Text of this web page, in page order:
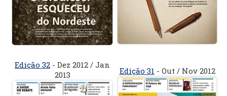
Edição 32 - Dez 2012 / Jan
2013
Edição 31 - Out / Nov 2012